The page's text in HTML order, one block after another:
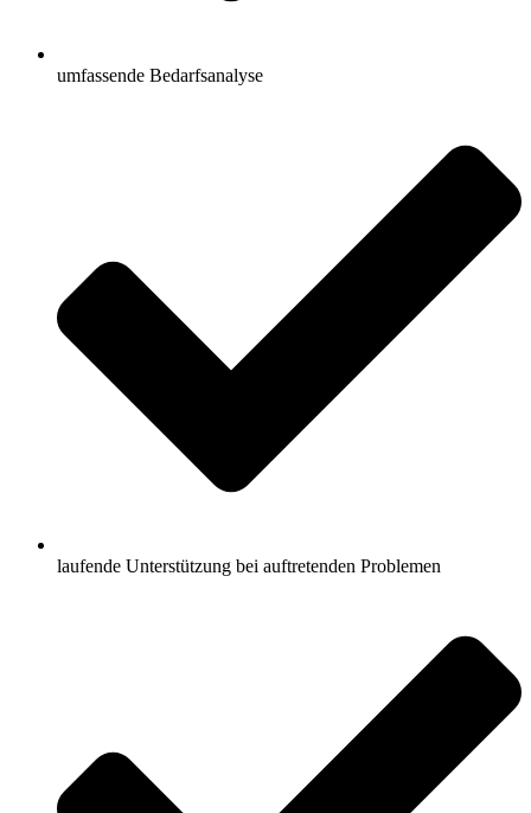
umfassende Bedarfsanalyse
laufende Unterstützung bei auftretenden Problemen